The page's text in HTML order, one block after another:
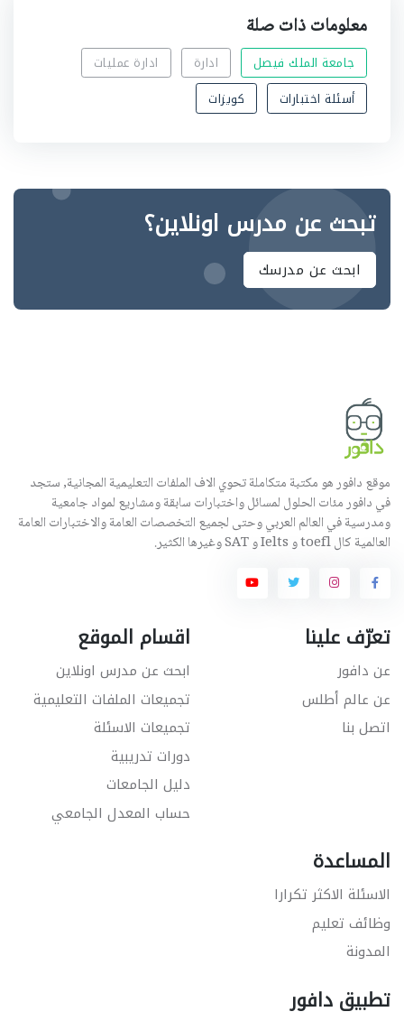
معلومات ذات صلة
جامعة الملك فيصل ادارة
ادارة عمليات
أسئلة اختبارات
كويزات
تبحث عن مدرس اونلاين؟
ابحث عن مدرسك
موقع دافور هو مكتبة متكاملة تحوي الاف الملفات التعليمية المجانية, ستجد
في دافور مئات الحلول لمسائل واختبارات سابقة ومشاريع لمواد جامعية
ومدرسية في العالم العربي وحتى لجميع التخصصات العامة والاختبارات العامة
العالمية كال toefl و Ielts و SAT وغيرها الكثير.
تعرّف علينا
عن دافور
عن عالم أطلس
اتصل بنا
اقسام الموقع
ابحث عن مدرس اونلاين
تجميعات الملفات التعليمية
تجميعات الاسئلة
دورات تدريبية
دليل الجامعات
حساب المعدل الجامعي
المساعدة
الاسئلة الاكثر تكرارا
وظائف تعليم
المدونة
تطبيق دافور